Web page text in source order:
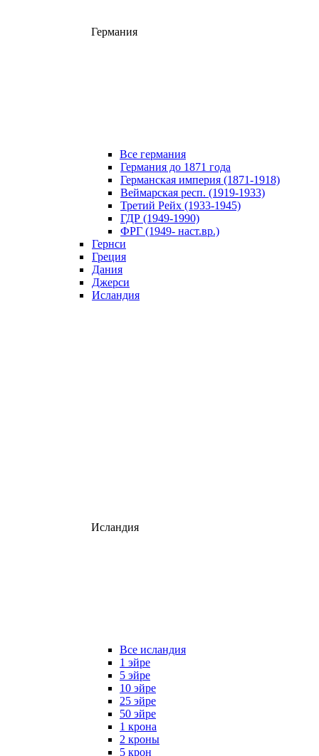
Германия
Все германия
Германия до 1871 года
Германская империя (1871-1918)
Веймарская респ. (1919-1933)
Третий Рейх (1933-1945)
ГДР (1949-1990)
ФРГ (1949- наст.вр.)
Гернси
Греция
Дания
Джерси
Исландия
Исландия
Все исландия
1 эйре
5 эйре
10 эйре
25 эйре
50 эйре
1 крона
2 кроны
5 крон